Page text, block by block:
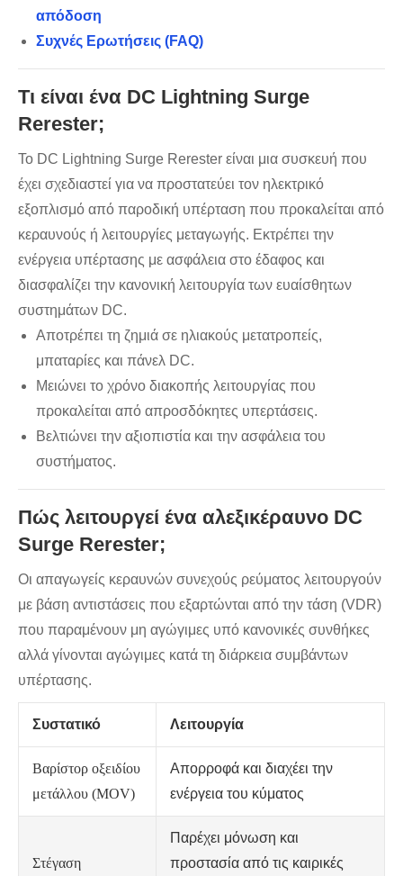
απόδοση
Συχνές Ερωτήσεις (FAQ)
Τι είναι ένα DC Lightning Surge
Rerester;
Το DC Lightning Surge Rerester είναι μια συσκευή που
έχει σχεδιαστεί για να προστατεύει τον ηλεκτρικό
εξοπλισμό από παροδική υπέρταση που προκαλείται από
κεραυνούς ή λειτουργίες μεταγωγής. Εκτρέπει την
ενέργεια υπέρτασης με ασφάλεια στο έδαφος και
διασφαλίζει την κανονική λειτουργία των ευαίσθητων
συστημάτων DC.
Αποτρέπει τη ζημιά σε ηλιακούς μετατροπείς,
μπαταρίες και πάνελ DC.
Μειώνει το χρόνο διακοπής λειτουργίας που
προκαλείται από απροσδόκητες υπερτάσεις.
Βελτιώνει την αξιοπιστία και την ασφάλεια του
συστήματος.
Πώς λειτουργεί ένα αλεξικέραυνο DC
Surge Rerester;
Οι απαγωγείς κεραυνών συνεχούς ρεύματος λειτουργούν
με βάση αντιστάσεις που εξαρτώνται από την τάση (VDR)
που παραμένουν μη αγώγιμες υπό κανονικές συνθήκες
αλλά γίνονται αγώγιμες κατά τη διάρκεια συμβάντων
υπέρτασης.
Συστατικό Λειτουργία
Βαρίστορ οξειδίου
μετάλλου (MOV)
Απορροφά και διαχέει την
ενέργεια του κύματος
Στέγαση
Παρέχει μόνωση και
προστασία από τις καιρικές